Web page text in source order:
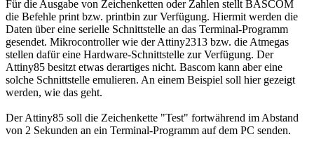
Für die Ausgabe von Zeichenketten oder Zahlen stellt BASCOM
die Befehle print bzw. printbin zur Verfügung. Hiermit werden die
Daten über eine serielle Schnittstelle an das Terminal-Programm
gesendet. Mikrocontroller wie der Attiny2313 bzw. die Atmegas
stellen dafür eine Hardware-Schnittstelle zur Verfügung. Der
Attiny85 besitzt etwas derartiges nicht. Bascom kann aber eine
solche Schnittstelle emulieren. An einem Beispiel soll hier gezeigt
werden, wie das geht.
Der Attiny85 soll die Zeichenkette "Test" fortwährend im Abstand
von 2 Sekunden an ein Terminal-Programm auf dem PC senden.